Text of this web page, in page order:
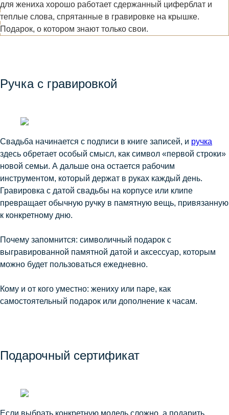
для жениха хорошо работает сдержанный циферблат и
теплые слова, спрятанные в гравировке на крышке.
Подарок, о котором знают только свои.
Ручка с гравировкой
Свадьба начинается с подписи в книге записей, и ручка
здесь обретает особый смысл, как символ «первой строки»
новой семьи. А дальше она остается рабочим
инструментом, который держат в руках каждый день.
Гравировка с датой свадьбы на корпусе или клипе
превращает обычную ручку в памятную вещь, привязанную
к конкретному дню.
Почему запомнится: символичный подарок с
выгравированной памятной датой и аксессуар, которым
можно будет пользоваться ежедневно.
Кому и от кого уместно: жениху или паре, как
самостоятельный подарок или дополнение к часам.
Подарочный сертификат
Если выбрать конкретную модель сложно, а подарить